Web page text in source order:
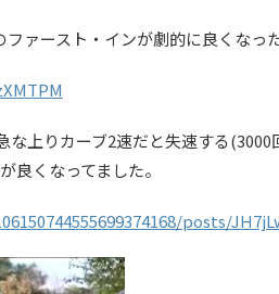
ァースト・インが劇的に良くなった
な上りカーブ2速だと失速する
良くなってました。
posts/